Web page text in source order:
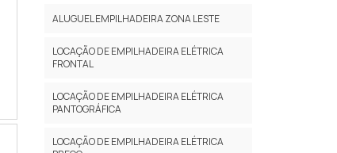
ALUGUEL EMPILHADEIRA ZONA LESTE
LOCAÇÃO DE EMPILHADEIRA ELÉTRICA
FRONTAL
LOCAÇÃO DE EMPILHADEIRA ELÉTRICA
PANTOGRÁFICA
LOCAÇÃO DE EMPILHADEIRA ELÉTRICA